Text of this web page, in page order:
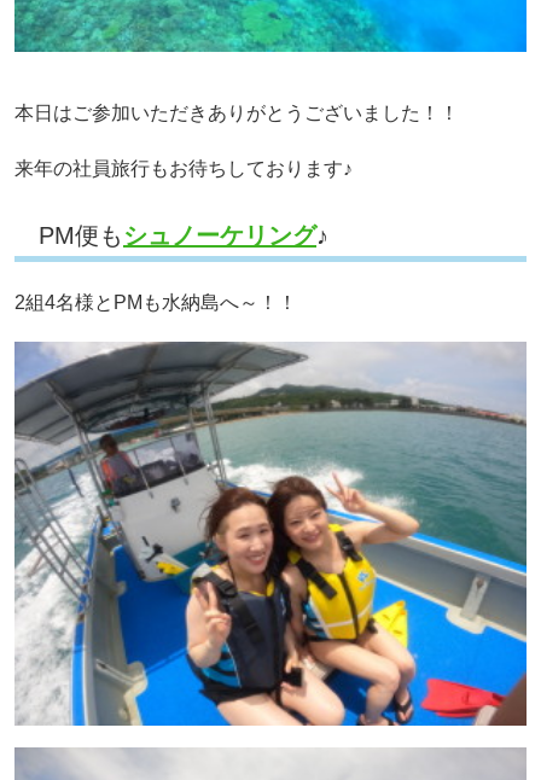
本日はご参加いただきありがとうございました！！
来年の社員旅行もお待ちしております♪
PM便も シュノーケリング♪
2組4名様とPMも水納島へ～！！